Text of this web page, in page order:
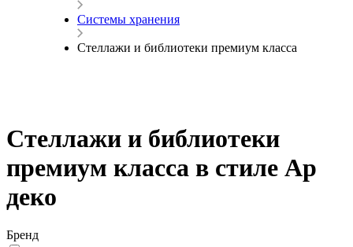
Системы хранения
Стеллажи и библиотеки премиум класса
Стеллажи и библиотеки
премиум класса в стиле Ар
деко
Бренд